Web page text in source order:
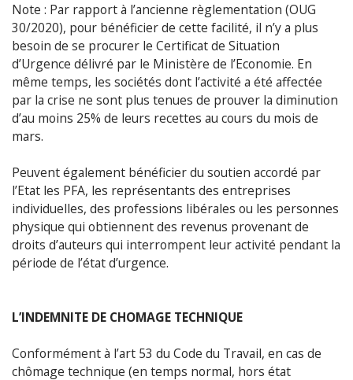
Note : Par rapport à l’ancienne règlementation (OUG
30/2020), pour bénéficier de cette facilité, il n’y a plus
besoin de se procurer le Certificat de Situation
d’Urgence délivré par le Ministère de l’Economie. En
même temps, les sociétés dont l’activité a été affectée
par la crise ne sont plus tenues de prouver la diminution
d’au moins 25% de leurs recettes au cours du mois de
mars.
Peuvent également bénéficier du soutien accordé par
l’Etat les PFA, les représentants des entreprises
individuelles, des professions libérales ou les personnes
physique qui obtiennent des revenus provenant de
droits d’auteurs qui interrompent leur activité pendant la
période de l’état d’urgence.
L’INDEMNITE DE CHOMAGE TECHNIQUE
Conformément à l’art 53 du Code du Travail, en cas de
chômage technique (en temps normal, hors état